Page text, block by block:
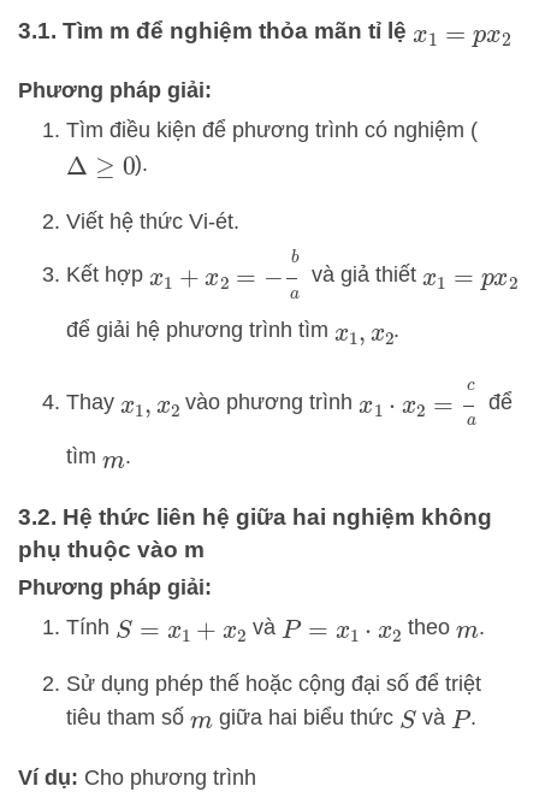
3.1. Tìm m để nghiệm thỏa mãn tỉ lệ x1 =px2
Phương pháp giải:
Tìm điều kiện để phương trình có nghiệm (
Δ≥0 ).
Viết hệ thức Vi-ét.
Kết hợp + và giả thiết x1 =px2
để giải hệ phương trình tìm x1, x2.
Thay x1, x2 vào phương trình để
tìm m.
3.2. Hệ thức liên hệ giữa hai nghiệm không
phụ thuộc vào m
Phương pháp giải:
Tính S =x 1+ x2 và P=x 1⋅x 2 theo m.
Sử dụng phép thế hoặc cộng đại số để triệt
tiêu tham số m giữa hai biểu thức Svà P.
Ví dụ: Cho phương trình